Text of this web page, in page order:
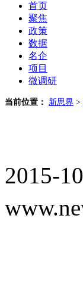
首页
聚焦
政策
数据
名企
项目
微调研
当前位置： 新思界 >
2015-